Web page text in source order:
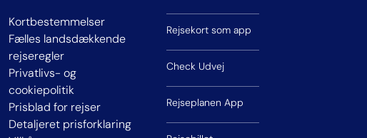
Kortbestemmelser
Fælles landsdækkende
rejseregler
Privatlivs- og
cookiepolitik
Prisblad for rejser
Detaljeret prisforklaring
Rejsekort som app
Check Udvej
Rejseplanen App